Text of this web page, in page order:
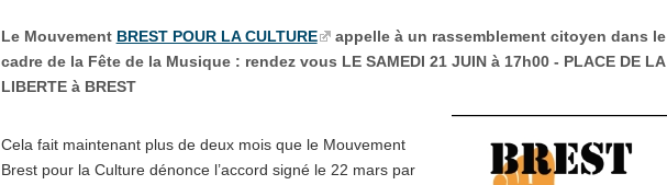
Le Mouvement BREST POUR LA CULTURE
appelle à un rassemblement citoyen dans le
cadre de la Fête de la Musique : rendez vous LE SAMEDI 21 JUIN à 17h00 - PLACE DE LA
LIBERTE à BREST
Cela fait maintenant plus de deux mois que le Mouvement
Brest pour la Culture dénonce l’accord signé le 22 mars par